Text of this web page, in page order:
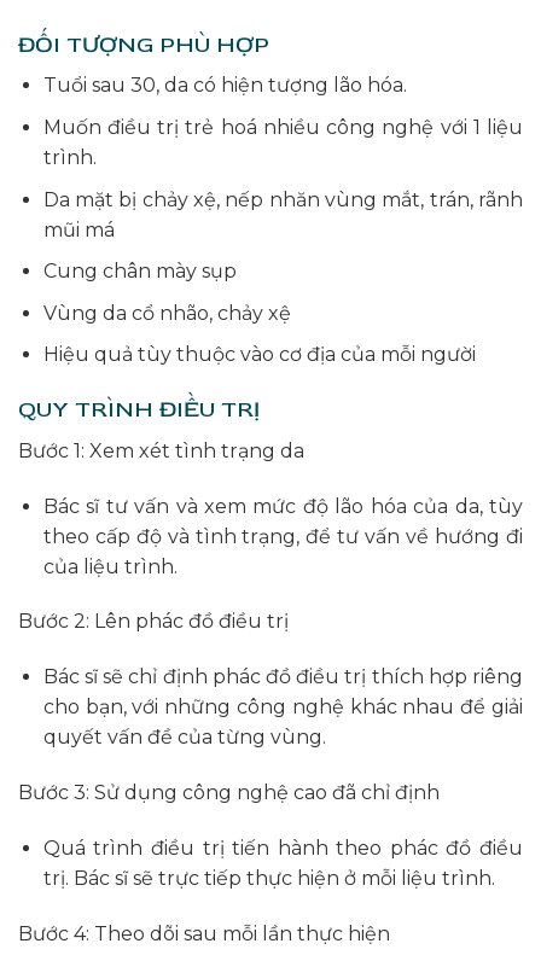
ĐỐI TƯỢNG PHÙ HỢP
Tuổi sau 30, da có hiện tượng lão hóa.
Muốn điều trị trẻ hoá nhiều công nghệ với 1 liệu
trình.
Da mặt bị chảy xệ, nếp nhăn vùng mắt, trán, rãnh
mũi má
Cung chân mày sụp
Vùng da cổ nhão, chảy xệ
Hiệu quả tùy thuộc vào cơ địa của mỗi người
QUY TRÌNH ĐIỀU TRỊ
Bước 1: Xem xét tình trạng da
Bác sĩ tư vấn và xem mức độ lão hóa của da, tùy
theo cấp độ và tình trạng, để tư vấn về hướng đi
của liệu trình.
Bước 2: Lên phác đồ điều trị
Bác sĩ sẽ chỉ định phác đồ điều trị thích hợp riêng
cho bạn, với những công nghệ khác nhau để giải
quyết vấn đề của từng vùng.
Bước 3: Sử dụng công nghệ cao đã chỉ định
Quá trình điều trị tiến hành theo phác đồ điều
trị. Bác sĩ sẽ trực tiếp thực hiện ở mỗi liệu trình.
Bước 4: Theo dõi sau mỗi lần thực hiện